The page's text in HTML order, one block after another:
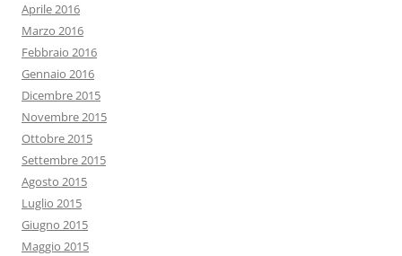
Aprile 2016
Marzo 2016
Febbraio 2016
Gennaio 2016
Dicembre 2015
Novembre 2015
Ottobre 2015
Settembre 2015
Agosto 2015
Luglio 2015
Giugno 2015
Maggio 2015